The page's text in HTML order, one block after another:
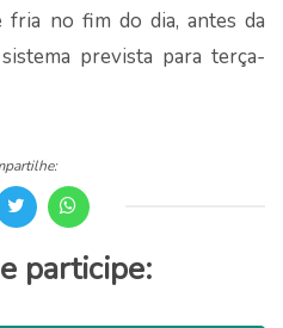
fria no fim do dia, antes da
prevista para terça-
participe: